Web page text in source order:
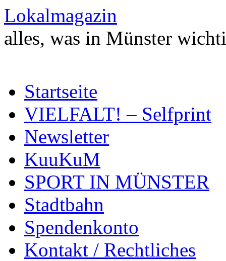
Zum
Inhalt
springen
Lokalmagazin
alles, was in Münster
Startseite
VIELFALT! – Selfprint
Newsletter
KuuKuM
SPORT IN MÜNSTER
Stadtbahn
Spendenkonto
Kontakt / Rechtliches